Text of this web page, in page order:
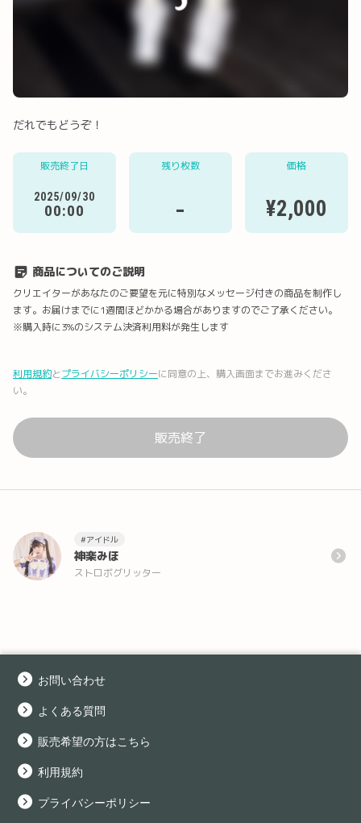
だれでもどうぞ！
販売終了日
2025/09/30
00:00
残り枚数
-
価格
¥2,000
商品についてのご説明
クリエイターがあなたのご要望を元に特別なメッセージ付きの商品を制作し
ます。お届けまでに1週間ほどかかる場合がありますのでご了承ください。
※購入時に3%のシステム決済利用料が発生します
利用規約とプライバシーポリシーに同意の上、購入画面までお進みくださ
い。
販売終了
#アイドル
神楽みほ
ストロボグリッター
お問い合わせ
よくある質問
販売希望の方はこちら
利用規約
プライバシーポリシー
Twitter LINE Facebook
URLコピー